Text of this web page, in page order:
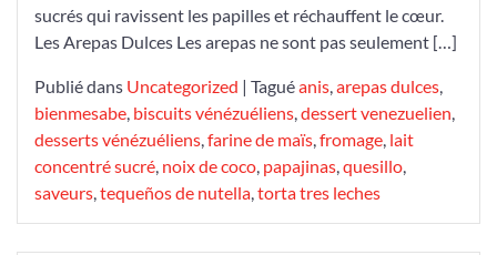
sucrés qui ravissent les papilles et réchauffent le cœur.
Les Arepas Dulces Les arepas ne sont pas seulement […]
Publié dans Uncategorized | Taguéanis arepas dulces
bienmesabe biscuits vénézuéliens dessert venezuelien
desserts vénézuéliens farine de maïs fromage lait
concentré sucré noix de coco papajinas quesillo
saveurs tequeños de nutella torta tres leches